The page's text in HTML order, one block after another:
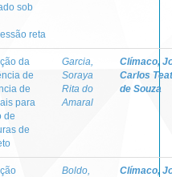
sob
reta
da
de
de
para
de
de
Garcia,
Soraya
Rita do
Amaral
Clímaco,
Carlos
de Souza
Boldo,
Clímaco,